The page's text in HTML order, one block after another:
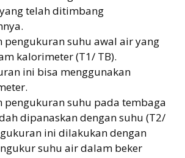
telah ditimbang
pengukuran suhu awal air yang
kalorimeter (T1/ TB).
ini bisa menggunakan
pengukuran suhu pada tembaga
dipanaskan dengan suhu (T2/
ini dilakukan dengan
suhu air dalam beker